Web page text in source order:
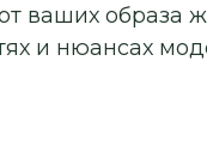
ваших
и нюансах